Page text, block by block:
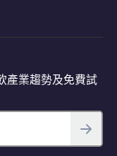
產業趨勢及免費試